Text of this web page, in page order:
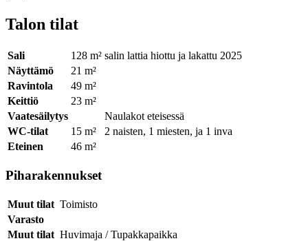
Talon tilat
Sali 128 m² salin lattia hiottu ja lakattu 2025
Näyttämö
21 m²
Ravintola
49 m²
Keittiö
23 m²
Vaatesäilytys
Naulakot eteisessä
WC-tilat
15 m²
2 naisten, 1 miesten, ja 1 inva
Eteinen
46 m²
Piharakennukset
Muut tilat Toimisto
Varasto
Muut tilat Huvimaja / Tupakkapaikka